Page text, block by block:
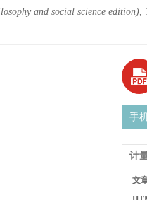
and social science edition),
手
计
文